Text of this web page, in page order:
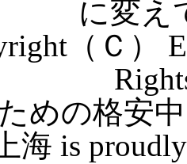
に変え
（Ｃ）
めの格安
海 is